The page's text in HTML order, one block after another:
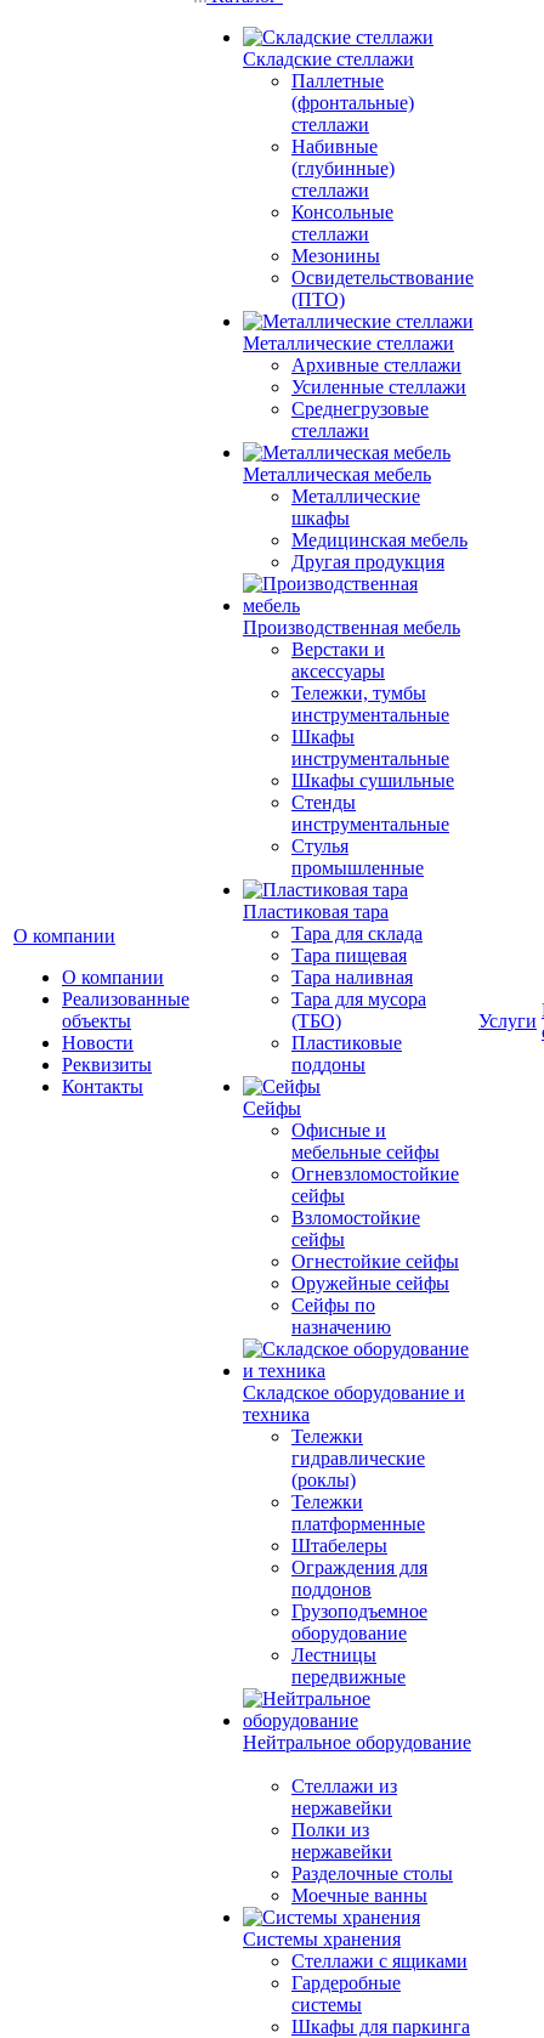
О компании
О компании
Реализованные
объекты
Новости
Реквизиты
Контакты
Складские стеллажи
Паллетные
(фронтальные)
стеллажи
Набивные
(глубинные)
стеллажи
Консольные
стеллажи
Мезонины
Освидетельствование
(ПТО)
Металлические стеллажи
Архивные стеллажи
Усиленные стеллажи
Среднегрузовые
стеллажи
Металлическая мебель
Металлические
шкафы
Медицинская мебель
Другая продукция
Производственная мебель
Верстаки и
аксессуары
Тележки, тумбы
инструментальные
Шкафы
инструментальные
Шкафы сушильные
Стенды
инструментальные
Cтулья
промышленные
Пластиковая тара
Тара для склада
Тара пищевая
Тара наливная
Тара для мусора
(ТБО)
Пластиковые
поддоны
Сейфы
Офисные и
мебельные сейфы
Огневзломостойкие
сейфы
Взломостойкие
сейфы
Огнестойкие сейфы
Оружейные сейфы
Сейфы по
назначению
Складское оборудование и
техника
Тележки
гидравлические
(роклы)
Тележки
платформенные
Штабелеры
Ограждения для
поддонов
Грузоподъемное
оборудование
Лестницы
передвижные
Нейтральное оборудование
Стеллажи из
нержавейки
Полки из
нержавейки
Разделочные столы
Моечные ванны
Системы хранения
Стеллажи с ящиками
Гардеробные
системы
Шкафы для паркинга
Услуги